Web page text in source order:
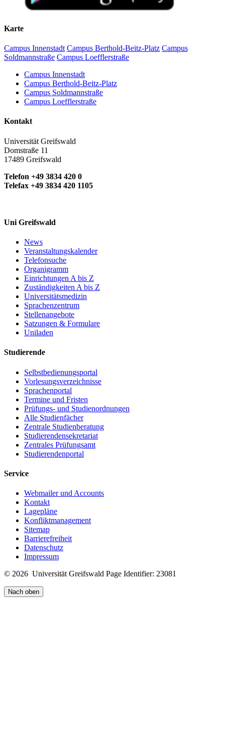
Karte
Campus Innenstadt Campus Berthold-Beitz-Platz Campus
Soldmannstraße Campus Loefflerstraße
Campus Innenstadt
Campus Berthold-Beitz-Platz
Campus Soldmannstraße
Campus Loefflerstraße
Kontakt
Universität Greifswald
Domstraße 11
17489 Greifswald
Telefon +49 3834 420 0
Telefax +49 3834 420 1105
Uni Greifswald
News
Veranstaltungskalender
Telefonsuche
Organigramm
Einrichtungen A bis Z
Zuständigkeiten A bis Z
Universitätsmedizin
Sprachenzentrum
Stellenangebote
Satzungen & Formulare
Uniladen
Studierende
Selbstbedienungsportal
Vorlesungsverzeichnisse
Sprachenportal
Termine und Fristen
Prüfungs- und Studienordnungen
Alle Studienfächer
Zentrale Studienberatung
Studierendensekretariat
Zentrales Prüfungsamt
Studierendenportal
Service
Webmailer und Accounts
Kontakt
Lagepläne
Konfliktmanagement
Sitemap
Barrierefreiheit
Datenschutz
Impressum
© 2026 Universität Greifswald Page Identifier: 23081
Nach oben